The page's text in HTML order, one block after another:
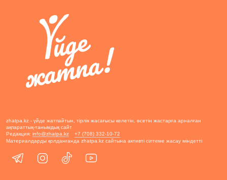
zhatpa.kz - үйде жатпайтын, тірлік жасағысы келетін, өсетін жастарға арналған
ақпараттық-танымдық сайт
Редакция: info@zhatpa.kz
+7 (708) 332-10-72
Материалдарды қолданғанда zhatpa.kz сайтына активті сілтеме жасау міндетті